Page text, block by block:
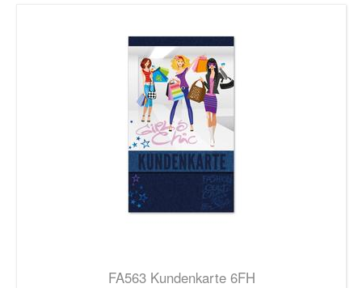
FA563 Kundenkarte 6FH